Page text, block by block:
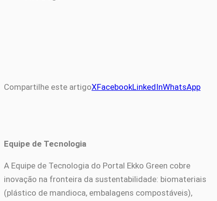
Compartilhe este artigoXFacebookLinkedInWhatsApp
Equipe de Tecnologia
A Equipe de Tecnologia do Portal Ekko Green cobre
inovação na fronteira da sustentabilidade: biomateriais
(plástico de mandioca, embalagens compostáveis),